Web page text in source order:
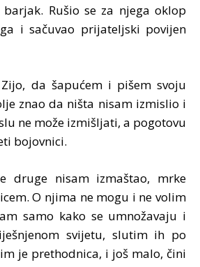
Rušio se za njega oklop
i sačuvao prijateljski povijen
da šapućem i pišem svoju
znao da ništa nisam izmislio i
ne može izmišljati, a pogotovu
bojovnici.
druge nisam izmaštao, mrke
O njima ne mogu i ne volim
samo kako se umnožavaju i
svijetu, slutim ih po
je prethodnica, i još malo, čini